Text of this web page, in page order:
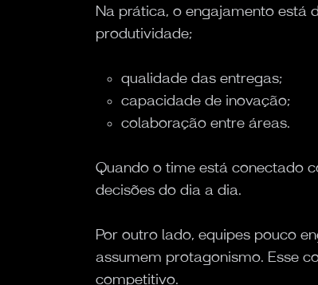
Na prática, o engajamento está
produtividade;
qualidade das entregas;
capacidade de inovação;
colaboração entre áreas.
Quando o time está conectado
decisões do dia a dia.
Por outro lado, equipes pouco
assumem protagonismo. Esse
competitivo.